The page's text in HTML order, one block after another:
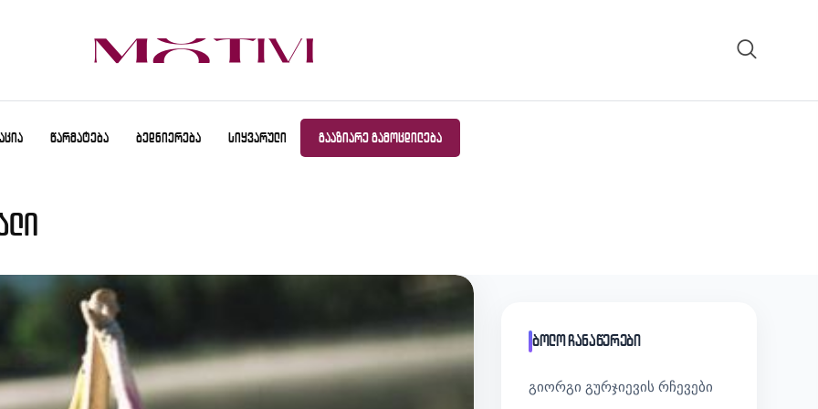
ᲬᲐᲠᲛᲐᲢᲔᲑᲐ ᲑᲔᲓᲜᲘᲔᲠᲔᲑᲐ ᲡᲘᲧᲕᲐᲠᲣᲚᲘ ᲒᲐᲐᲖᲘᲐᲠᲔ ᲒᲐᲛᲝᲪᲓᲘᲚᲔᲑᲐ
ბოლო ჩანაწერები
გიორგი გურჯიევის რჩევები